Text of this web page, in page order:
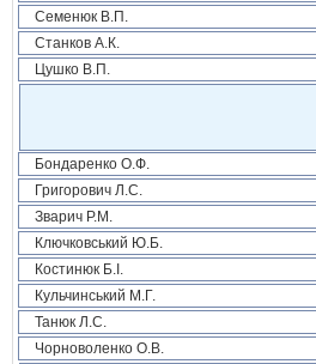
Семенюк В.П.
Станков А.К.
Цушко В.П.
Бондаренко О.Ф.
Григорович Л.С.
Зварич Р.М.
Ключковський Ю.Б.
Костинюк Б.І.
Кульчинський М.Г.
Танюк Л.С.
Чорноволенко О.В.